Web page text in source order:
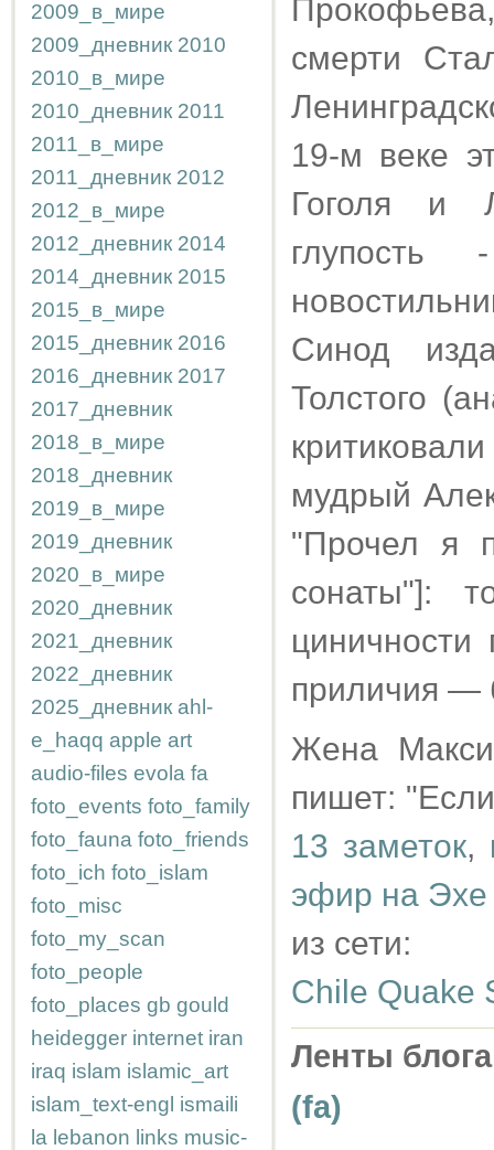
2009_в_мире
2009_дневник 2010
2010_в_мире
2010_дневник 2011
2011_в_мире
2011_дневник 2012
2012_в_мире
2012_дневник 2014
2014_дневник 2015
2015_в_мире
2015_дневник 2016
2016_дневник 2017
2017_дневник
2018_в_мире
2018_дневник
2019_в_мире
2019_дневник
2020_в_мире
2020_дневник
2021_дневник
2022_дневник
2025_дневник ahl-
e_haqq apple art
audio-files evola fa
foto_events foto_family
foto_fauna foto_friends
foto_ich foto_islam
foto_misc
foto_my_scan
foto_people
foto_places gb gould
heidegger internet iran
iraq islam islamic_art
islam_text-engl ismaili
la lebanon links music-
смерти
19-м веке
Гоголя и
Синод
Толстого
мудрый
"Прочел я
сонаты"]:
циничности
приличия —
Жена
пишет:
13 заметок,
эфир на
из сети:
Chile Quake
Ленты
(fa)